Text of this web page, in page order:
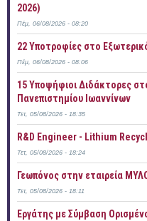
2026)
Πέμ, 06/08/2026 - 08:20
22 Υποτροφίες στο
Πέμ, 06/08/2026 - 08:06
15 Υποψήφιοι Διδάκτορες
Πανεπιστημίου Ιωαννίνων
Τετ, 05/08/2026 - 18:35
R&D Engineer - Lithium
Τετ, 05/08/2026 - 18:24
Γεωπόνος στην εταιρεία
Τετ, 05/08/2026 - 18:11
Εργάτης με Σύμβαση